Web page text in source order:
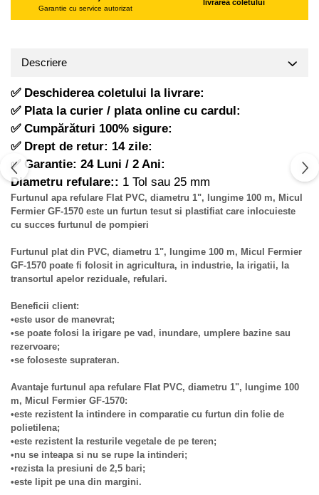
Polizoare electrice de banc si
unghiulare
Rindele si freze pentru lemn
Redresoare auto - roboti de
pornire
Scari metalice
Scule cu acumulator
Scule pentru electricieni
Truse de scule
Truse de lipit PPR
Ventuze cu brate pentru transport
Vibratoare beton
Hote Telescopice
Hote Country
Hote Insula
Hote Cupolare
Accesorii, consumabile hote
Masini de tocat carne
Masini de carnati ( CARNATARI )
Masini de spalat vase
Masini de spalat vase incorporabile
Masini de spalat vase independente
Masini de spalat rufe
Masini de spalat rufe frontale
Masini de spalat rufe verticale
Masini de spalat rufe incorporabile
Masini de spalat rufe cu uscator
Uscatoare de rufe
Masini de facut paine
Pachete electrocasnice
incorporabile
Seturi oale
SANDWICH MAKER
Storcatoare de fructe
Televizoare
Garantie cu service autorizat
livrarea coletului
Descriere
✅ Deschiderea coletului la livrare:
✅ Plata la curier / plata online cu cardul:
✅ Cumpărături 100% sigure:
✅ Drept de retur: 14 zile:
✅ Garantie: 24 Luni / 2 Ani:
Diametru refulare:: 1 Tol sau 25 mm
Furtunul apa refulare Flat PVC, diametru 1", lungime 100 m, Micul
Fermier GF-1570 este un furtun tesut si plastifiat care inlocuieste
cu succes furtunul de pompieri
Furtunul plat din PVC, diametru 1", lungime 100 m, Micul Fermier
GF-1570 poate fi folosit in agricultura, in industrie, la irigatii, la
transortul apelor reziduale, refulari.
Beneficii client:
•este usor de manevrat;
•se poate folosi la irigare pe vad, inundare, umplere bazine sau
rezervoare;
•se foloseste suprateran.
Avantaje furtunul apa refulare Flat PVC, diametru 1", lungime 100
m, Micul Fermier GF-1570:
•este rezistent la intindere in comparatie cu furtun din folie de
polietilena;
•este rezistent la resturile vegetale de pe teren;
•nu se inteapa si nu se rupe la intinderi;
•rezista la presiuni de 2,5 bari;
•este lipit pe una din margini.